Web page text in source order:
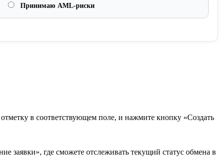
Принимаю AML-риски
в соответствующем поле, и нажмите кнопку «Создать
заявки», где сможете отслеживать текущий статус обмена в